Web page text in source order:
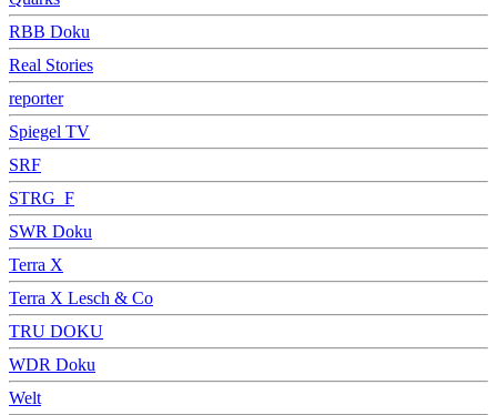
RBB Doku
Real Stories
reporter
Spiegel TV
SRF
STRG_F
SWR Doku
Terra X
Terra X Lesch & Co
TRU DOKU
WDR Doku
Welt